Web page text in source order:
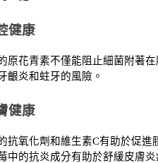
健康
原花青素不僅能阻止細菌附著
齦炎和蛀牙的風險。
健康
抗氧化劑和維生素C有助於促
中的抗炎成分有助於舒緩皮膚炎